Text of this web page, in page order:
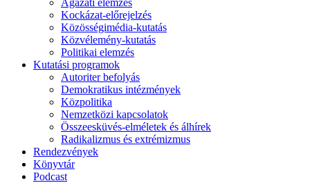
Ágazati elemzés
Kockázat-előrejelzés
Közösségimédia-kutatás
Közvélemény-kutatás
Politikai elemzés
Kutatási programok
Autoriter befolyás
Demokratikus intézmények
Közpolitika
Nemzetközi kapcsolatok
Összeesküvés-elméletek és álhírek
Radikalizmus és extrémizmus
Rendezvények
Könyvtár
Podcast